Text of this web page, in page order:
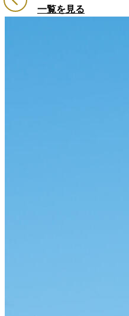
一覧を見る